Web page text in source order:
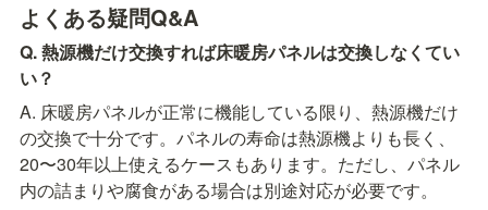
よくある疑問Q&A
Q. 熱源機だけ交換すれば床暖房パネルは交換しなくてい
い？
A. 床暖房パネルが正常に機能している限り、熱源機だけ
の交換で十分です。パネルの寿命は熱源機よりも長く、
20〜30年以上使えるケースもあります。ただし、パネル
内の詰まりや腐食がある場合は別途対応が必要です。